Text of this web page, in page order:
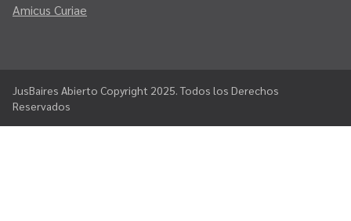
Amicus Curiae
JusBaires Abierto Copyright 2025. Todos los Derechos
Reservados